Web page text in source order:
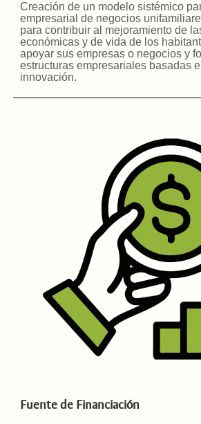
Creación de un modelo sistémico
empresarial de negocios
para contribuir al mejoramiento de
económicas y de vida de los
apoyar sus empresas o negocios y
estructuras empresariales basadas
innovación.
Fuente de Financiación